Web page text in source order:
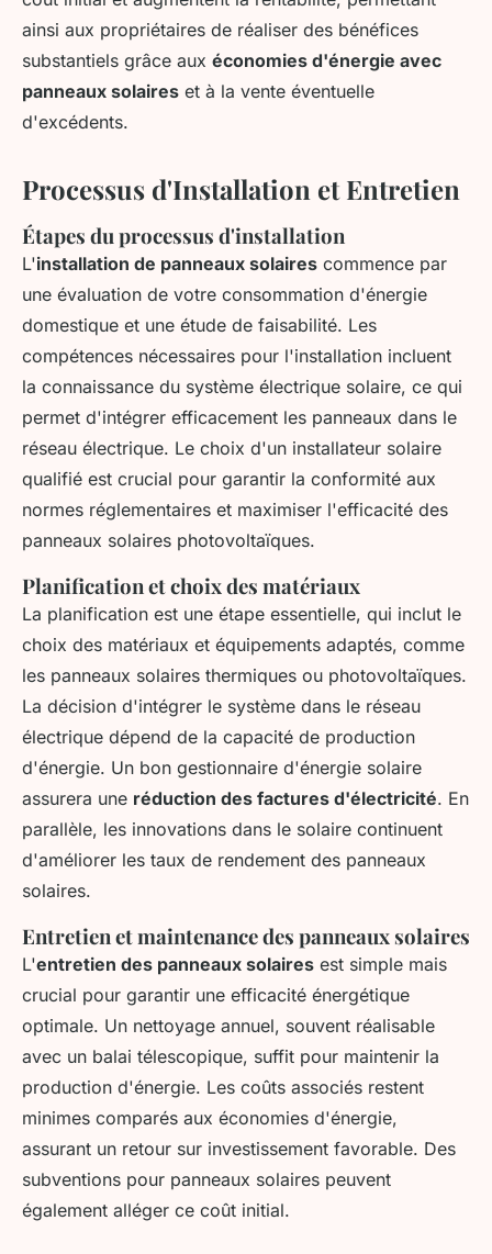
ainsi aux propriétaires de réaliser des bénéfices
substantiels grâce aux économies d'énergie avec
panneaux solaires et à la vente éventuelle
d'excédents.
Processus d'Installation et Entretien
Étapes du processus d'installation
L'installation de panneaux solaires commence par
une évaluation de votre consommation d'énergie
domestique et une étude de faisabilité. Les
compétences nécessaires pour l'installation incluent
la connaissance du système électrique solaire, ce qui
permet d'intégrer efficacement les panneaux dans le
réseau électrique. Le choix d'un installateur solaire
qualifié est crucial pour garantir la conformité aux
normes réglementaires et maximiser l'efficacité des
panneaux solaires photovoltaïques.
Planification et choix des matériaux
La planification est une étape essentielle, qui inclut le
choix des matériaux et équipements adaptés, comme
les panneaux solaires thermiques ou photovoltaïques.
La décision d'intégrer le système dans le réseau
électrique dépend de la capacité de production
d'énergie. Un bon gestionnaire d'énergie solaire
assurera une réduction des factures d'électricité. En
parallèle, les innovations dans le solaire continuent
d'améliorer les taux de rendement des panneaux
solaires.
Entretien et maintenance des panneaux solaires
L'entretien des panneaux solaires est simple mais
crucial pour garantir une efficacité énergétique
optimale. Un nettoyage annuel, souvent réalisable
avec un balai télescopique, suffit pour maintenir la
production d'énergie. Les coûts associés restent
minimes comparés aux économies d'énergie,
assurant un retour sur investissement favorable. Des
subventions pour panneaux solaires peuvent
également alléger ce coût initial.